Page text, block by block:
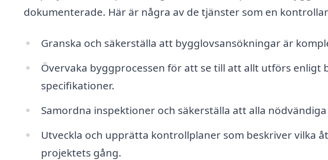
dokumenterade. Här är några av de tjänster som en
Granska och säkerställa att bygglovsansökningar är
Övervaka byggprocessen för att se till att allt utförs enligt
specifikationer.
Samordna inspektioner och säkerställa att alla
Utveckla och upprätta kontrollplaner som beskriver vilka
projektets gång.